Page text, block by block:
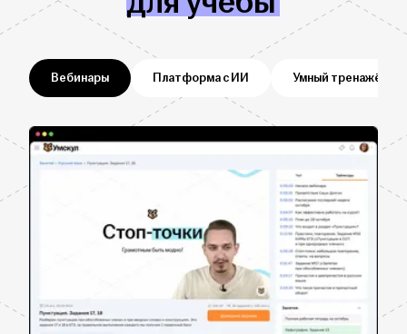
Вебинары Платформа с ИИ Умный тренажёр